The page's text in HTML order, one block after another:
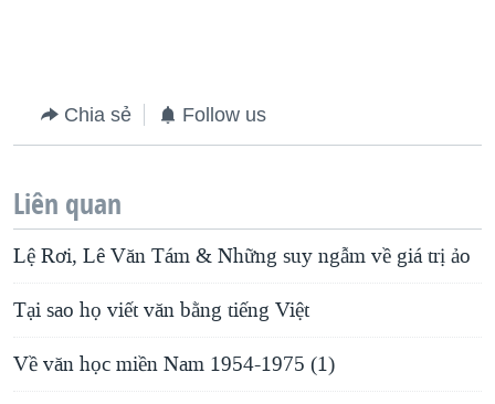
Chia sẻ Follow us
Liên quan
Lệ Rơi, Lê Văn Tám & Những suy ngẫm về giá trị ảo
Tại sao họ viết văn bằng tiếng Việt
Về văn học miền Nam 1954-1975 (1)